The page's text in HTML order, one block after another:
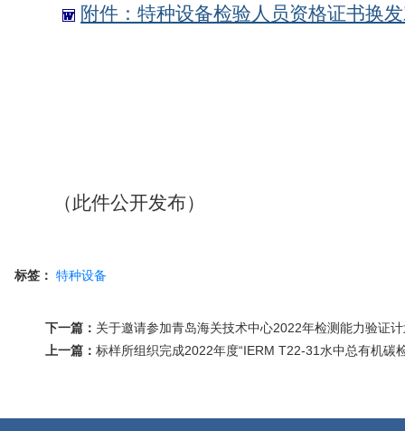
附件：特种设备检验人员资格证书换
（此件公开发布）
标签： 特种设备
下一篇： 关于邀请参加青岛海关技术中心2022年检测能力验证
上一篇： 标样所组织完成2022年度“IERM T22-31水中总有机碳